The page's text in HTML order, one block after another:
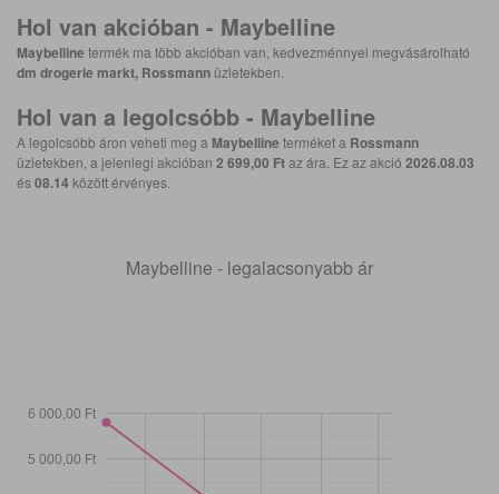
Hol van akcióban - Maybelline
Maybelline termék ma több akcióban van, kedvezménnyel megvásárolható
dm drogerie markt, Rossmann üzletekben.
Hol van a legolcsóbb - Maybelline
A legolcsóbb áron veheti meg a Maybelline terméket a Rossmann
üzletekben, a jelenlegi akcióban 2 699,00 Ftaz ára. Ez az akció 2026.08.03
és08.14 között érvényes.
Maybelline - legalacsonyabb ár
5 000,00 Ft
6 000,00 Ft